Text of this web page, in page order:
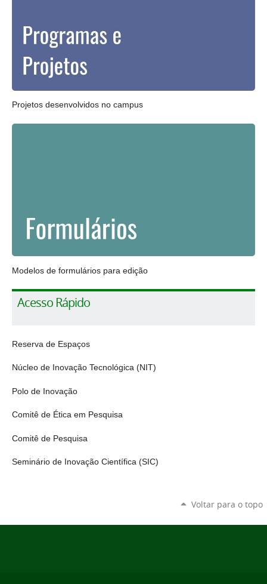
Projetos desenvolvidos no campus
Modelos de formulários para edição
Acesso Rápido
Reserva de Espaços
Núcleo de Inovação Tecnológica (NIT)
Polo de Inovação
Comitê de Ética em Pesquisa
Comitê de Pesquisa
Seminário de Inovação Científica (SIC)
Voltar para o topo